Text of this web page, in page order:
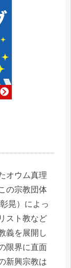
オウム真理
の宗教団体
晃）によっ
スト教など
義を展開し
限界に直面
新興宗教は